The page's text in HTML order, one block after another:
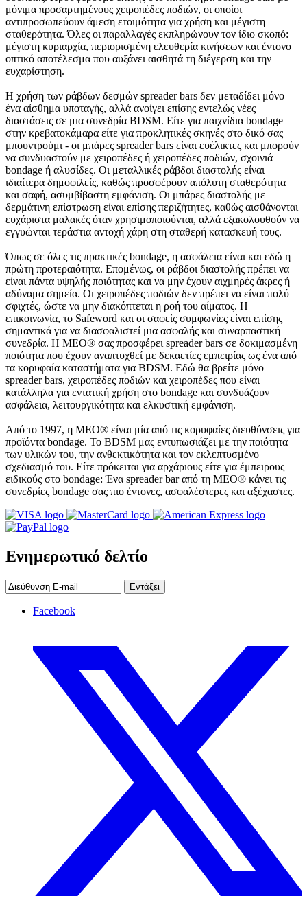
μόνιμα προσαρτημένους χειροπέδες ποδιών, οι οποίοι
αντιπροσωπεύουν άμεση ετοιμότητα για χρήση και μέγιστη
σταθερότητα. Όλες οι παραλλαγές εκπληρώνουν τον ίδιο σκοπό:
μέγιστη κυριαρχία, περιορισμένη ελευθερία κινήσεων και έντονο
οπτικό αποτέλεσμα που αυξάνει αισθητά τη διέγερση και την
ευχαρίστηση.
Η χρήση των ράβδων δεσμών spreader bars δεν μεταδίδει μόνο
ένα αίσθημα υποταγής, αλλά ανοίγει επίσης εντελώς νέες
διαστάσεις σε μια συνεδρία BDSM. Είτε για παιχνίδια bondage
στην κρεβατοκάμαρα είτε για προκλητικές σκηνές στο δικό σας
μπουντρούμι - οι μπάρες spreader bars είναι ευέλικτες και μπορούν
να συνδυαστούν με χειροπέδες ή χειροπέδες ποδιών, σχοινιά
bondage ή αλυσίδες. Οι μεταλλικές ράβδοι διαστολής είναι
ιδιαίτερα δημοφιλείς, καθώς προσφέρουν απόλυτη σταθερότητα
και σαφή, ασυμβίβαστη εμφάνιση. Οι μπάρες διαστολής με
δερμάτινη επίστρωση είναι επίσης περιζήτητες, καθώς αισθάνονται
ευχάριστα μαλακές όταν χρησιμοποιούνται, αλλά εξακολουθούν να
εγγυώνται τεράστια αντοχή χάρη στη σταθερή κατασκευή τους.
Όπως σε όλες τις πρακτικές bondage, η ασφάλεια είναι και εδώ η
πρώτη προτεραιότητα. Επομένως, οι ράβδοι διαστολής πρέπει να
είναι πάντα υψηλής ποιότητας και να μην έχουν αιχμηρές άκρες ή
αδύναμα σημεία. Οι χειροπέδες ποδιών δεν πρέπει να είναι πολύ
σφιχτές, ώστε να μην διακόπτεται η ροή του αίματος. Η
επικοινωνία, το Safeword και οι σαφείς συμφωνίες είναι επίσης
σημαντικά για να διασφαλιστεί μια ασφαλής και συναρπαστική
συνεδρία. Η MEO® σας προσφέρει spreader bars σε δοκιμασμένη
ποιότητα που έχουν αναπτυχθεί με δεκαετίες εμπειρίας ως ένα από
τα κορυφαία καταστήματα για BDSM. Εδώ θα βρείτε μόνο
spreader bars, χειροπέδες ποδιών και χειροπέδες που είναι
κατάλληλα για εντατική χρήση στο bondage και συνδυάζουν
ασφάλεια, λειτουργικότητα και ελκυστική εμφάνιση.
Από το 1997, η MEO® είναι μία από τις κορυφαίες διευθύνσεις για
προϊόντα bondage. Το BDSM μας εντυπωσιάζει με την ποιότητα
των υλικών του, την ανθεκτικότητα και τον εκλεπτυσμένο
σχεδιασμό του. Είτε πρόκειται για αρχάριους είτε για έμπειρους
ειδικούς στο bondage: Ένα spreader bar από τη MEO® κάνει τις
συνεδρίες bondage σας πιο έντονες, ασφαλέστερες και αξέχαστες.
Ενημερωτικό δελτίο
Εντάξει
Facebook